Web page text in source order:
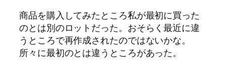
商品を購入してみたところ私が最初に買った
のとは別のロットだった。おそらく最近に違
うところで再作成されたのではないかな。
所々に最初のとは違うところがあった。